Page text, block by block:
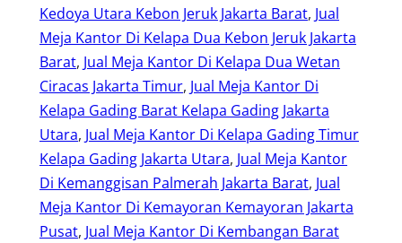
Kedoya Utara Kebon Jeruk Jakarta Barat, Jual
Meja Kantor Di Kelapa Dua Kebon Jeruk Jakarta
Barat, Jual Meja Kantor Di Kelapa Dua Wetan
Ciracas Jakarta Timur, Jual Meja Kantor Di
Kelapa Gading Barat Kelapa Gading Jakarta
Utara, Jual Meja Kantor Di Kelapa Gading Timur
Kelapa Gading Jakarta Utara, Jual Meja Kantor
Di Kemanggisan Palmerah Jakarta Barat, Jual
Meja Kantor Di Kemayoran Kemayoran Jakarta
Pusat, Jual Meja Kantor Di Kembangan Barat